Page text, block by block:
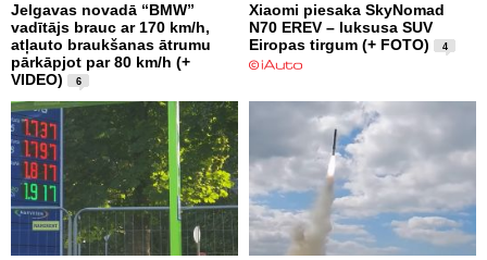
Jelgavas novadā “BMW”
vadītājs brauc ar 170 km/h,
atļauto braukšanas ātrumu
pārkāpjot par 80 km/h (+
VIDEO)
6
Xiaomi piesaka SkyNomad
N70 EREV – luksusa SUV
Eiropas tirgum (+ FOTO)
4